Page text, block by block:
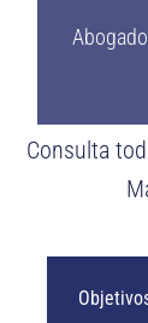
Consulta